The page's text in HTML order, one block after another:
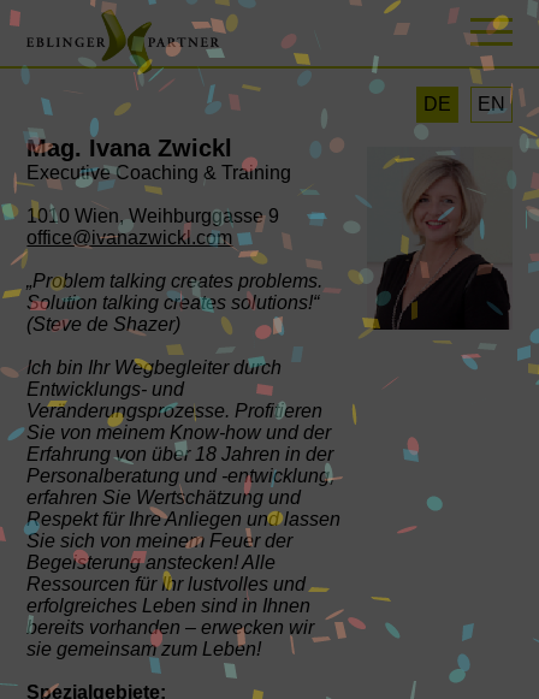
EN
DE
Mag. Ivana Zwickl
Executive Coaching & Training
1010 Wien, Weihburggasse 9
office@ivanazwickl.com
„Problem talking creates problems.
Solution talking creates solutions!“
(Steve de Shazer)
Ich bin Ihr Wegbegleiter durch
Entwicklungs- und
Veränderungsprozesse. Profitieren
Sie von meinem Know-how und der
Erfahrung von über 18 Jahren in der
Personalberatung und -entwicklung,
erfahren Sie Wertschätzung und
Respekt für Ihre Anliegen und lassen
Sie sich von meinem Feuer der
Begeisterung anstecken! Alle
Ressourcen für Ihr lustvolles und
erfolgreiches Leben sind in Ihnen
bereits vorhanden – erwecken wir
sie gemeinsam zum Leben!
Spezialgebiete: